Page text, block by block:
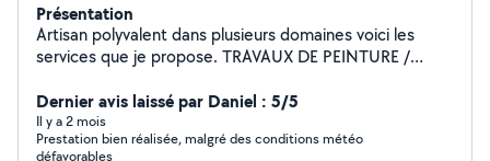
Présentation
Artisan polyvalent dans plusieurs domaines voici les
services que je propose. TRAVAUX DE PEINTURE /
de Façades et peinture Peinture boiserie Peinture
ferronnerie ENTRETIEN ESPACE VERTS élagage
abattage taille de haies Débroussaillage Tonte de
Dernier avis laissé par Daniel : 5/5
Il y a 2 mois
Prestation bien réalisée, malgré des conditions météo
défavorables